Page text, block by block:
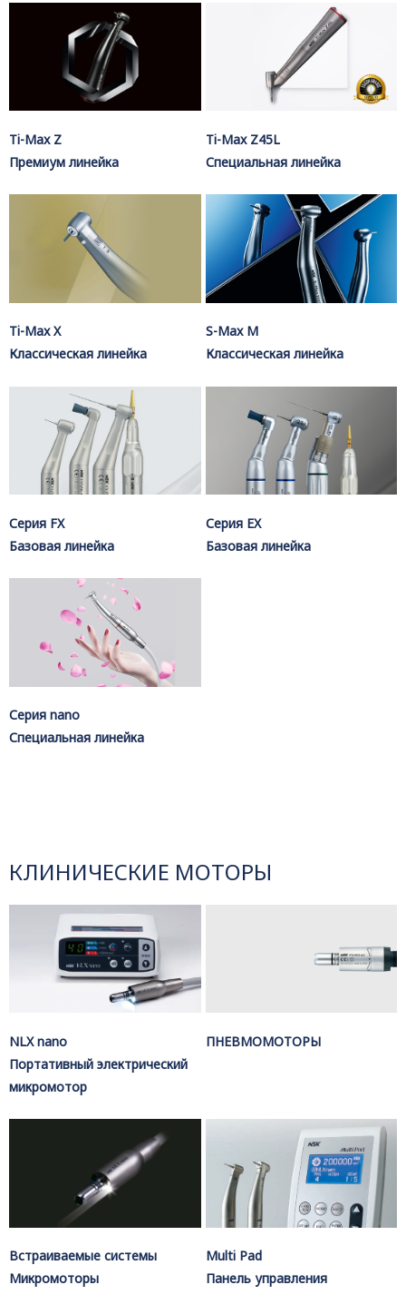
Ti-Max Z
Премиум линейка
Ti-Max Z45L
Специальная линейка
Ti-Max X
Классическая линейка
S-Max M
Классическая линейка
Серия FX
Базовая линейка
Серия EX
Базовая линейка
Серия nano
Специальная линейка
КЛИНИЧЕСКИЕ МОТОРЫ
NLX nano
Портативный электрический
микромотор
ПНЕВМОМОТОРЫ
Встраиваемые системы
Микромоторы
Multi Pad
Панель управления